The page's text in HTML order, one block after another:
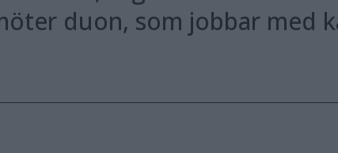
duon, som jobbar med